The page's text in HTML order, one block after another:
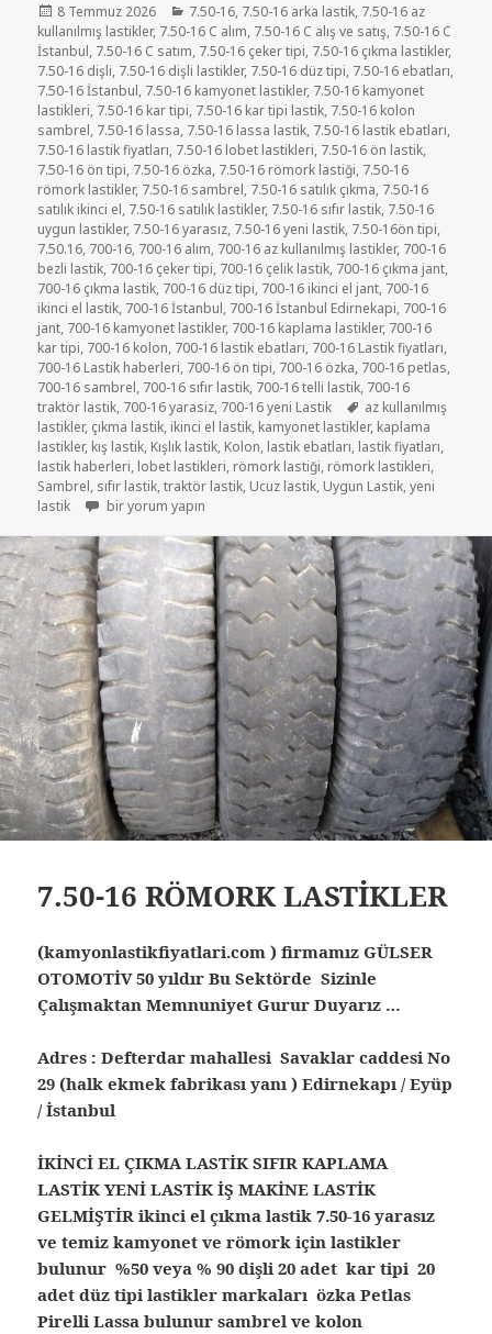
Yayın
tarihi
8 Temmuz 2026 Kategoriler
7.50-16, 7.50-16 arka lastik, 7.50-16 az
kullanılmış lastikler, 7.50-16 C alım, 7.50-16 C alış ve satış, 7.50-16 C
İstanbul, 7.50-16 C satım, 7.50-16 çeker tipi, 7.50-16 çıkma lastikler,
7.50-16 dişli, 7.50-16 dişli lastikler, 7.50-16 düz tipi, 7.50-16 ebatları,
7.50-16 İstanbul, 7.50-16 kamyonet lastikler, 7.50-16 kamyonet
lastikleri, 7.50-16 kar tipi, 7.50-16 kar tipi lastik, 7.50-16 kolon
sambrel, 7.50-16 lassa, 7.50-16 lassa lastik, 7.50-16 lastik ebatları,
7.50-16 lastik fiyatları, 7.50-16 lobet lastikleri, 7.50-16 ön lastik,
7.50-16 ön tipi, 7.50-16 özka, 7.50-16 römork lastiği, 7.50-16
römork lastikler, 7.50-16 sambrel, 7.50-16 satılık çıkma, 7.50-16
satılık ikinci el, 7.50-16 satılık lastikler, 7.50-16 sıfır lastik, 7.50-16
uygun lastikler, 7.50-16 yarasız, 7.50-16 yeni lastik, 7.50-16ön tipi,
7.50.16, 700-16, 700-16 alım, 700-16 az kullanılmış lastikler, 700-16
bezli lastik, 700-16 çeker tipi, 700-16 çelik lastik, 700-16 çıkma jant,
700-16 çıkma lastik, 700-16 düz tipi, 700-16 ikinci el jant, 700-16
ikinci el lastik, 700-16 İstanbul, 700-16 İstanbul Edirnekapi, 700-16
jant, 700-16 kamyonet lastikler, 700-16 kaplama lastikler, 700-16
kar tipi, 700-16 kolon, 700-16 lastik ebatları, 700-16 Lastik fiyatları,
700-16 Lastik haberleri, 700-16 ön tipi, 700-16 özka, 700-16 petlas,
700-16 sambrel, 700-16 sıfır lastik, 700-16 telli lastik, 700-16
traktör lastik, 700-16 yarasiz, 700-16 yeni Lastik Etiketler
az kullanılmış
lastikler, çıkma lastik, ikinci el lastik, kamyonet lastikler, kaplama
lastikler, kış lastik, Kışlık lastik, Kolon, lastik ebatları, lastik fiyatları,
lastik haberleri, lobet lastikleri, römork lastiği, römork lastikleri,
Sambrel, sıfır lastik,traktör lastik, Ucuz lastik, Uygun Lastik,yeni
lastik
7-50R16 ÇIKMA KAMYONET LASTİKLER için
bir yorum yapın
7.50-16 RÖMORK LASTİKLER
(kamyonlastikfiyatlari.com ) firmamız GÜLSER
OTOMOTİV 50 yıldır Bu Sektörde Sizinle
Çalışmaktan Memnuniyet Gurur Duyarız …
Adres : Defterdar mahallesi Savaklar caddesi No
29 (halk ekmek fabrikası yanı ) Edirnekapı / Eyüp
/ İstanbul
İKİNCİ EL ÇIKMA LASTİK SIFIR KAPLAMA
LASTİK YENİ LASTİK İŞ MAKİNE LASTİK
GELMİŞTİR ikinci el çıkma lastik 7.50-16 yarasız
ve temiz kamyonet ve römork için lastikler
bulunur %50 veya % 90 dişli 20 adet kar tipi 20
adet düz tipi lastikler markaları özka Petlas
Pirelli Lassa bulunur sambrel ve kolon